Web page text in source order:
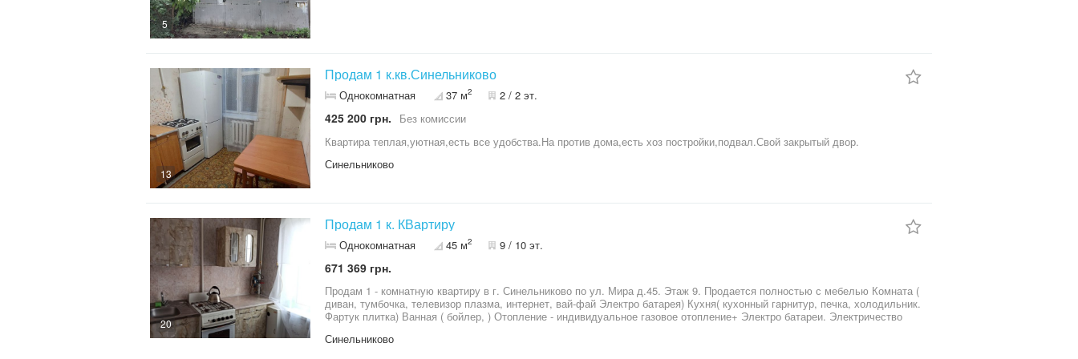
5
13
Продам 1 к.кв.Синельниково
Однокомнатная 37 м2 2 / 2 эт.
425 200 грн.
Без комиссии
Квартира теплая,уютная,есть все удобства.На против дома,есть хоз постройки,подвал.Свой закрытый двор.
Синельниково
20
Продам 1 к. КВартиру
Однокомнатная 45 м2 9 / 10 эт.
671 369 грн.
Продам 1 - комнатную квартиру в г. Синельниково по ул. Мира д.45. Этаж 9. Продается полностью с мебелью Комната (
диван, тумбочка, телевизор плазма, интернет, вай-фай Электро батарея) Кухня( кухонный гарнитур, печка, холодильник.
Фартук плитка) Ванная ( бойлер, ) Отопление - индивидуальное газовое отопление+ Электро батареи. Электричество
металл пластиковые. По желанию можно сделать ещё одну комнату Центр города. Рядом всё. Парк, озеро, школа,
Синельниково